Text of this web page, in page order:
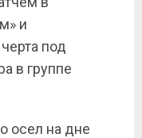
и
под
в группе
осел на дне